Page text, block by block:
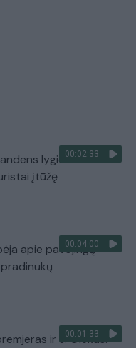
00:02:33
lygio –
įtūžę
00:04:00
apie pavojingą
00:01:33
​ir J. Olekas: